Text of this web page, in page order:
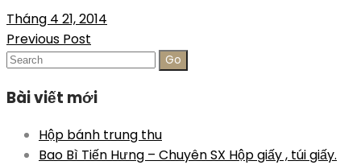
Tháng 4 21, 2014
Post
navigation
Previous Post
Search
Bài viết mới
Hộp bánh trung thu
Bao Bì Tiến Hưng – Chuyên SX Hộp giấy , túi giấy.